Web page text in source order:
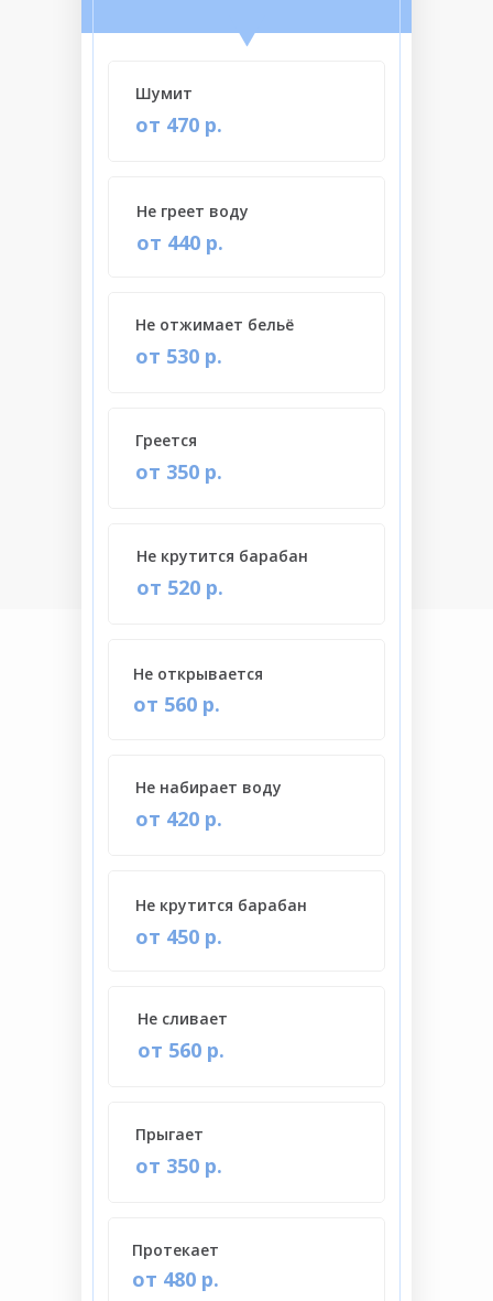
от 470 р.
Шумит
от 420 р.
Не набирает воду
от 520 р.
Не крутится барабан
от 440 р.
Не греет воду
от 450 р.
Не крутится барабан
от 560 р.
Не открывается
от 530 р.
Не отжимает бельё
от 560 р.
Не сливает
от 480 р.
Протекает
от 350 р.
Греется
от 350 р.
Прыгает